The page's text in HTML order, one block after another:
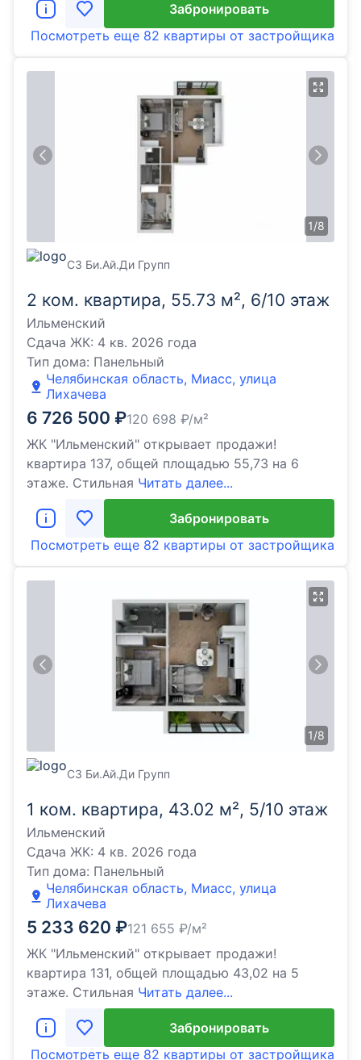
Забронировать
Посмотреть еще 82 квартиры от застройщика
1/8
2 ком. квартира, 55.73 м², 6/10 этаж
Ильменский
Сдача ЖК: 4 кв. 2026 года
Тип дома: Панельный
Челябинская область, Миасс, улица
Лихачева
6 726 500 ₽120 698 ₽/м²
ЖК "Ильменский" открывает продажи!
квартира 137, общей площадью 55,73 на 6
этаже. Стильная Читать далее...
СЗ Би.Ай.Ди Групп
Забронировать
Посмотреть еще 82 квартиры от застройщика
1/8
1 ком. квартира, 43.02 м², 5/10 этаж
Ильменский
Сдача ЖК: 4 кв. 2026 года
Тип дома: Панельный
Челябинская область, Миасс, улица
Лихачева
5 233 620 ₽121 655 ₽/м²
ЖК "Ильменский" открывает продажи!
квартира 131, общей площадью 43,02 на 5
этаже. Стильная Читать далее...
СЗ Би.Ай.Ди Групп
Забронировать
Посмотреть еще 82 квартиры от застройщика